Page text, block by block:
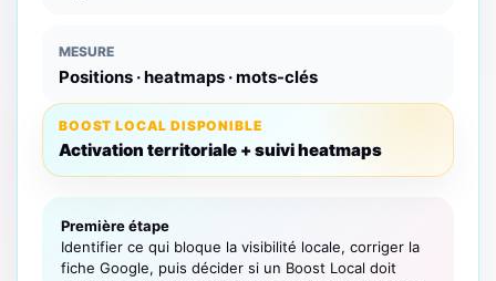
MESURE
Positions · heatmaps · mots-clés
BOOST LOCAL DISPONIBLE
Activation territoriale + suivi heatmaps
Première étape
Identifier ce qui bloque la visibilité locale, corriger la
fiche Google, puis décider si un Boost Local doit